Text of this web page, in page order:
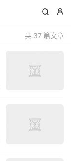
 
共 37 篇文章